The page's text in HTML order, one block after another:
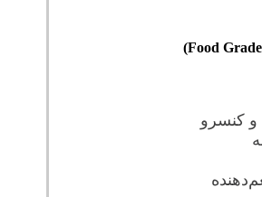
و کنسرو